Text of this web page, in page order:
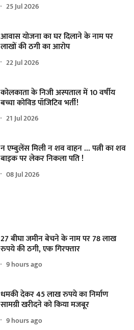
25 Jul 2026
आवास योजना का घर दिलाने के नाम पर
लाखों की ठगी का आरोप
22 Jul 2026
कोलकाता के निजी अस्पताल में 10 वर्षीय
बच्चा कोविड पॉजिटिव भर्ती!
21 Jul 2026
न एम्बुलेंस मिली न शव वाहन ... पत्नी का शव
बाइक पर लेकर निकला पति !
08 Jul 2026
27 बीघा जमीन बेचने के नाम पर 78 लाख
रुपये की ठगी, एक गिरफ्तार
9 hours ago
धमकी देकर 45 लाख रुपये का निर्माण
सामग्री खरीदने को किया मजबूर
9 hours ago